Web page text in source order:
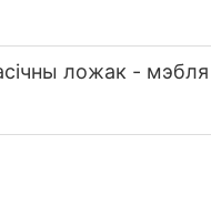
ложак -